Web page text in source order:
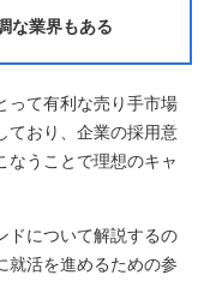
な業界もある
って有利な売り手市場
ており、企業の採用意
なうことで理想のキャ
ドについて解説するの
就活を進めるための参